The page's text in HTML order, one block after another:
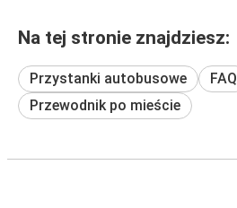
Na tej stronie znajdziesz:
Przystanki autobusowe
FAQ
Przewodnik po mieście